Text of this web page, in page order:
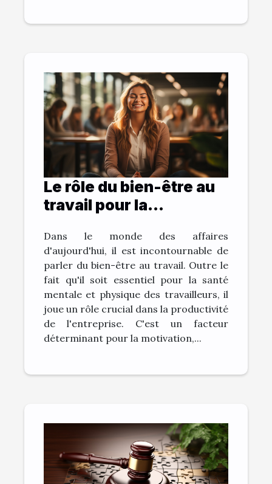
Le rôle du bien-être au
travail pour la
l'entreprise
Dans le monde des affaires
d'aujourd'hui, il est incontournable de
parler du bien-être au travail. Outre le
fait qu'il soit essentiel pour la santé
mentale et physique des travailleurs, il
joue un rôle crucial dans la productivité
de l'entreprise. C'est un facteur
déterminant pour la motivation,...